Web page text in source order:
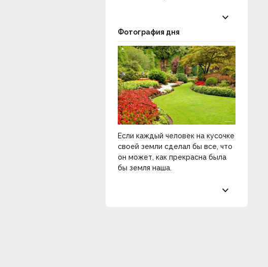
keyboard_arrow_down
Фотография дня
Если каждый человек на кусочке
своей земли сделал бы все, что
он может, как прекрасна была
бы земля наша.
keyboard_arrow_down